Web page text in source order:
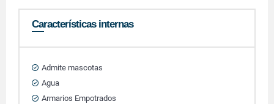
Características internas
Admite mascotas
Agua
Armarios Empotrados